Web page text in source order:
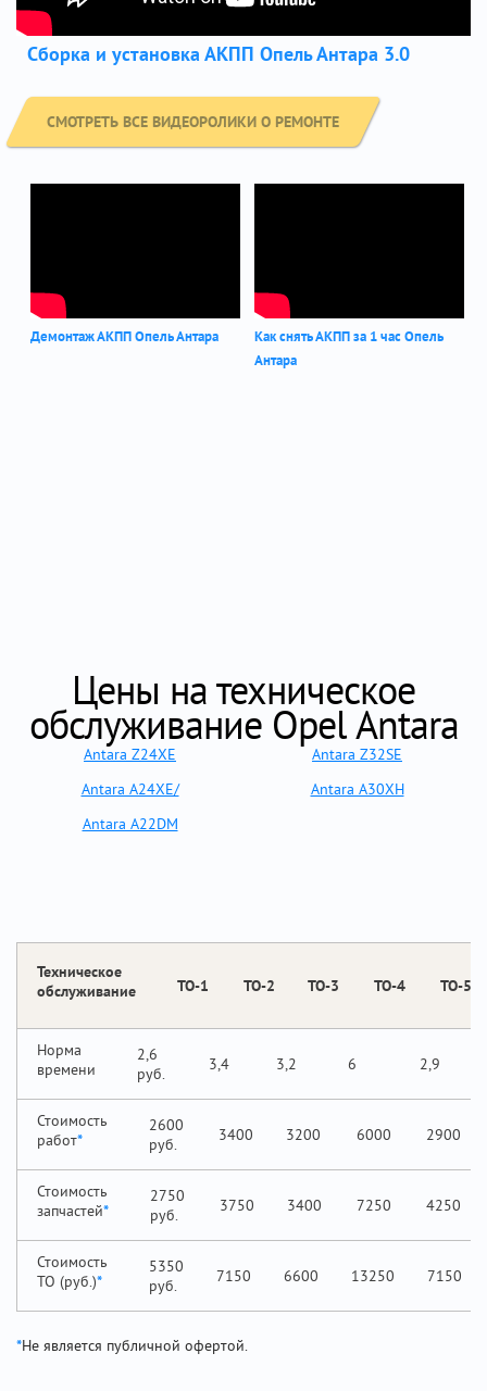
Сборка и установка АКПП Опель Антара 3.0
СМОТРЕТЬ ВСЕ ВИДЕОРОЛИКИ О РЕМОНТЕ
Демонтаж АКПП Опель Антара
Как снять АКПП за 1 час Опель
Антара
Цены на техническое
обслуживание Opel Antara
Antara Z24XE
Antara Z32SE
Antara A24XE/
Antara A30XH
Antara A22DM
Техническое
обслуживание
ТО-1 ТО-2 ТО-3 ТО-4 ТО-5
Норма
времени
2,6 3,4 3,2 6 2,9
Стоимость
работ*
2600 3400 3200 6000 2900
Стоимость
запчастей*
2750 3750 3400 7250 4250
Стоимость
ТО (руб.)*
5350 7150 6600 13250 7150
*Не является публичной офертой.